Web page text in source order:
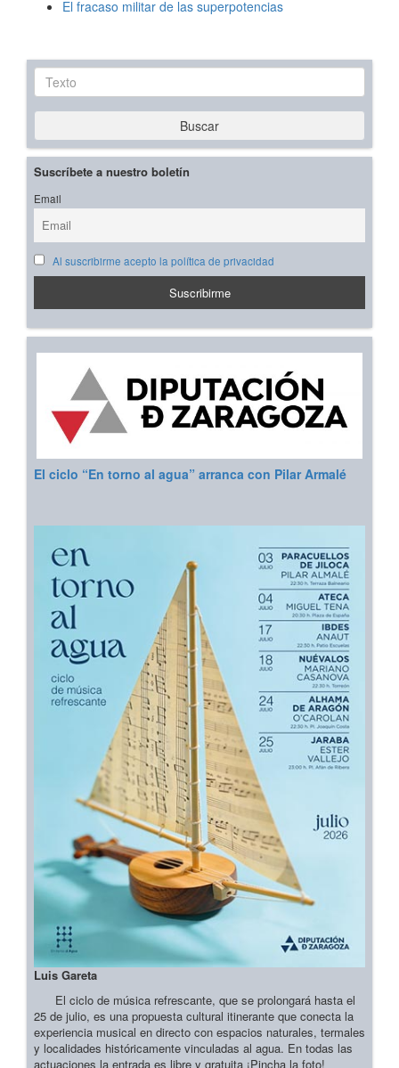
El fracaso militar de las superpotencias
Texto
Buscar
Suscríbete a nuestro boletín
Email
Al suscribirme acepto la política de privacidad
El ciclo “En torno al agua” arranca con Pilar Armalé
Luis Gareta
El ciclo de música refrescante, que se prolongará hasta el
25 de julio, es una propuesta cultural itinerante que conecta la
experiencia musical en directo con espacios naturales, termales
y localidades históricamente vinculadas al agua. En todas las
actuaciones la entrada es libre y gratuita ¡Pincha la foto!